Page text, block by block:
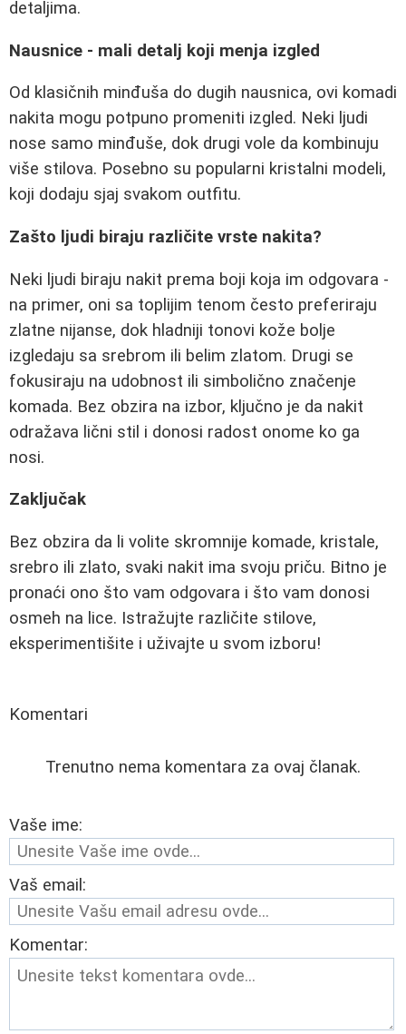
detaljima.
Nausnice - mali detalj koji menja izgled
Od klasičnih minđuša do dugih nausnica, ovi komadi
nakita mogu potpuno promeniti izgled. Neki ljudi
nose samo minđuše, dok drugi vole da kombinuju
više stilova. Posebno su popularni kristalni modeli,
koji dodaju sjaj svakom outfitu.
Zašto ljudi biraju različite vrste nakita?
Neki ljudi biraju nakit prema boji koja im odgovara -
na primer, oni sa toplijim tenom često preferiraju
zlatne nijanse, dok hladniji tonovi kože bolje
izgledaju sa srebrom ili belim zlatom. Drugi se
fokusiraju na udobnost ili simbolično značenje
komada. Bez obzira na izbor, ključno je da nakit
odražava lični stil i donosi radost onome ko ga
nosi.
Zaključak
Bez obzira da li volite skromnije komade, kristale,
srebro ili zlato, svaki nakit ima svoju priču. Bitno je
pronaći ono što vam odgovara i što vam donosi
osmeh na lice. Istražujte različite stilove,
eksperimentišite i uživajte u svom izboru!
Komentari
Trenutno nema komentara za ovaj članak.
Vaše ime:
Vaš email:
Komentar: